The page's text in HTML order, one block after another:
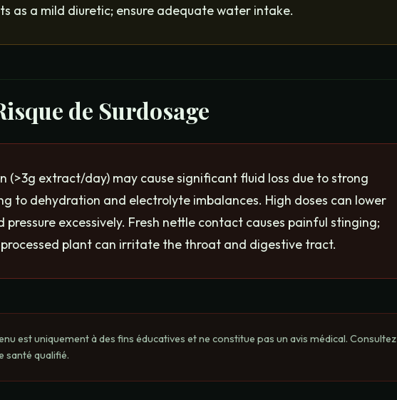
as a mild diuretic; ensure adequate water intake.
de Surdosage
(>3g extract/day) may cause significant fluid loss due to strong
to dehydration and electrolyte imbalances. High doses can lower
pressure excessively. Fresh nettle contact causes painful stinging;
plant can irritate the throat and digestive tract.
est uniquement à des fins éducatives et ne constitue pas un avis médical. Consultez
santé qualifié.